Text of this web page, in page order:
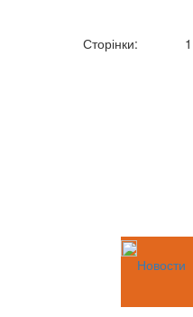
Сторінки: 1
Новости